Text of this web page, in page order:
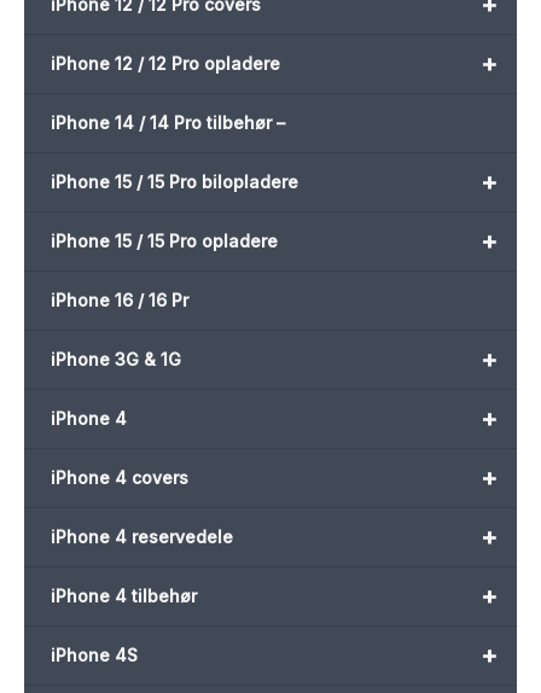
iPhone 12 / 12 Pro covers
+
iPhone 12 / 12 Pro opladere
iPhone 14 / 14 Pro tilbehør –
+
iPhone 15 / 15 Pro bilopladere
+
iPhone 15 / 15 Pro opladere
iPhone 16 / 16 Pr
+
iPhone 3G & 1G
+
iPhone 4
+
iPhone 4 covers
+
iPhone 4 reservedele
+
iPhone 4 tilbehør
+
iPhone 4S